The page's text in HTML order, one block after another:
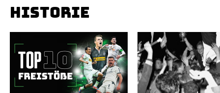
HISTORIE